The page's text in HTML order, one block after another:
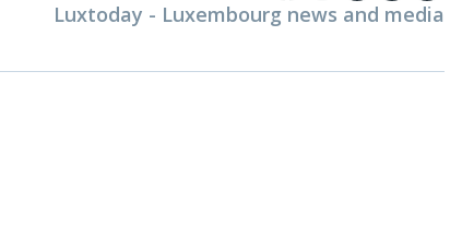
Luxtoday - Luxembourg news and media